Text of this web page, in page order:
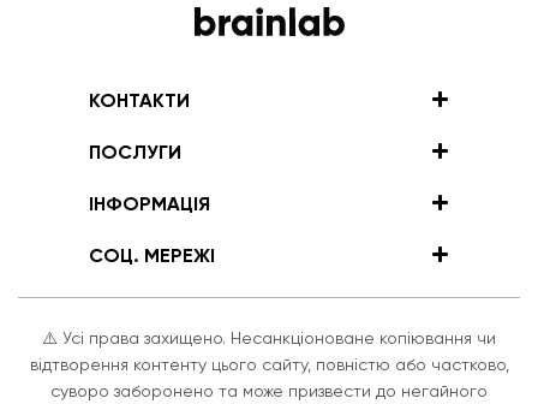
КОНТАКТИ
ПОСЛУГИ
ІНФОРМАЦІЯ
СОЦ. МЕРЕЖІ
⚠️ Усі права захищено. Несанкціоноване копіювання чи
відтворення контенту цього сайту, повністю або частково,
суворо заборонено та може призвести до негайного